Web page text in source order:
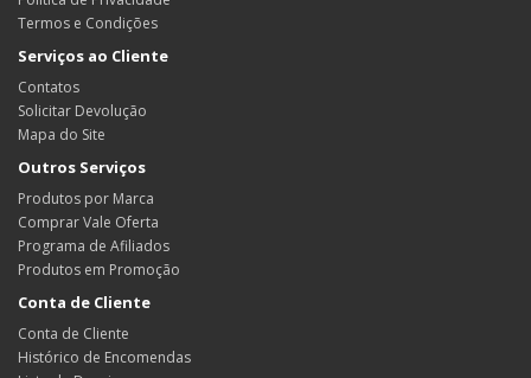
Termos e Condições
Serviços ao Cliente
Contatos
Solicitar Devolução
Mapa do Site
Outros Serviços
Produtos por Marca
Comprar Vale Oferta
Programa de Afiliados
Produtos em Promoção
Conta de Cliente
Conta de Cliente
Histórico de Encomendas